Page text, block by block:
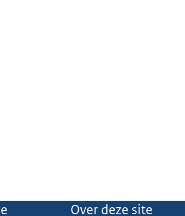
Over deze site